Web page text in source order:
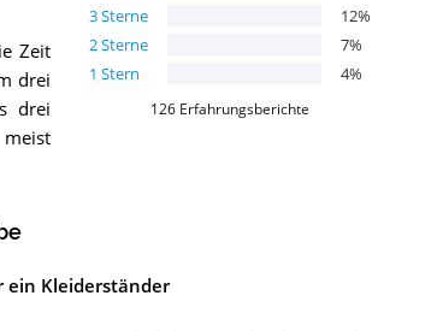
3Sterne 12%
2Sterne 7%
1 Stern 4%
126 Erfahrungsberichte
Zeit
drei
drei
ein Kleiderständer